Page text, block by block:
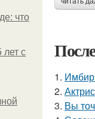
что
с
1.
2.
3. Вы